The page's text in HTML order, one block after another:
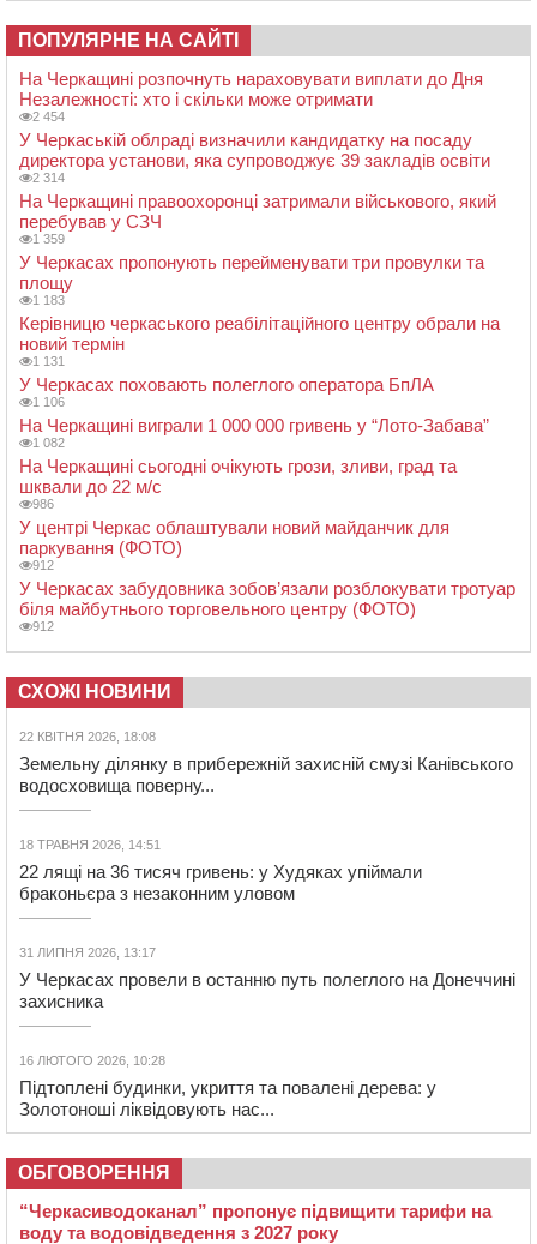
ПОПУЛЯРНЕ НА САЙТІ
На Черкащині розпочнуть нараховувати виплати до Дня
Незалежності: хто і скільки може отримати
2 454
У Черкаській облраді визначили кандидатку на посаду
директора установи, яка супроводжує 39 закладів освіти
2 314
На Черкащині правоохоронці затримали військового, який
перебував у СЗЧ
1 359
У Черкасах пропонують перейменувати три провулки та
площу
1 183
Керівницю черкаського реабілітаційного центру обрали на
новий термін
1 131
У Черкасах поховають полеглого оператора БпЛА
1 106
На Черкащині виграли 1 000 000 гривень у “Лото-Забава”
1 082
На Черкащині сьогодні очікують грози, зливи, град та
шквали до 22 м/с
986
У центрі Черкас облаштували новий майданчик для
паркування (ФОТО)
912
У Черкасах забудовника зобов’язали розблокувати тротуар
біля майбутнього торговельного центру (ФОТО)
912
СХОЖІ НОВИНИ
22 КВІТНЯ 2026, 18:08
Земельну ділянку в прибережній захисній смузі Канівського
водосховища поверну...
18 ТРАВНЯ 2026, 14:51
22 лящі на 36 тисяч гривень: у Худяках упіймали
браконьєра з незаконним уловом
31 ЛИПНЯ 2026, 13:17
У Черкасах провели в останню путь полеглого на Донеччині
захисника
16 ЛЮТОГО 2026, 10:28
Підтоплені будинки, укриття та повалені дерева: у
Золотоноші ліквідовують нас...
ОБГОВОРЕННЯ
“Черкасиводоканал” пропонує підвищити тарифи на
воду та водовідведення з 2027 року